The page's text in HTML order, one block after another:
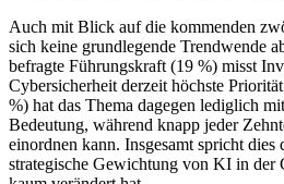
Auch mit Blick auf die kommenden
sich keine grundlegende Trendwende
befragte Führungskraft (19 %) misst
Cybersicherheit derzeit höchste
%) hat das Thema dagegen lediglich
Bedeutung, während knapp jeder
einordnen kann. Insgesamt spricht dies
strategische Gewichtung von KI in der